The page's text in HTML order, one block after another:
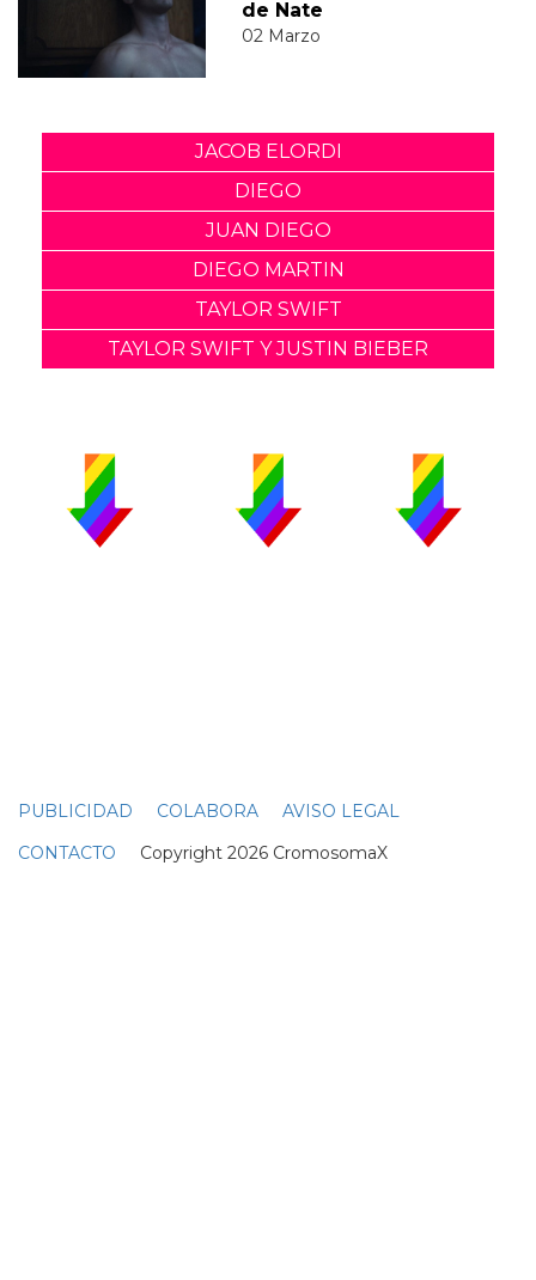
de Nate
02 Marzo
JACOB ELORDI
DIEGO
JUAN DIEGO
DIEGO MARTIN
TAYLOR SWIFT
TAYLOR SWIFT Y JUSTIN BIEBER
PUBLICIDAD COLABORA
AVISO LEGAL
CONTACTO Copyright 2026 CromosomaX